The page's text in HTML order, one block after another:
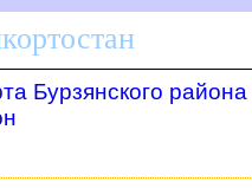
Бурзянского